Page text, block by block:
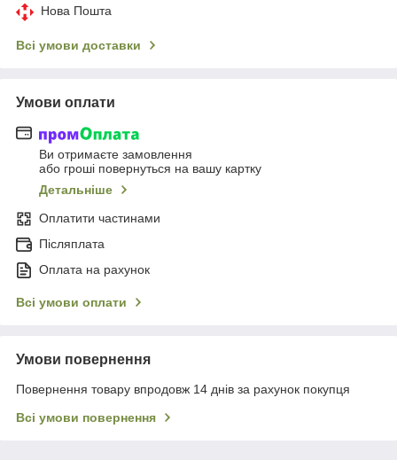
Нова Пошта
Всі умови доставки
Умови оплати
Ви отримаєте замовлення
або гроші повернуться на вашу картку
Детальніше
Оплатити частинами
Післяплата
Оплата на рахунок
Всі умови оплати
Умови повернення
Повернення товару впродовж 14 днів за рахунок покупця
Всі умови повернення